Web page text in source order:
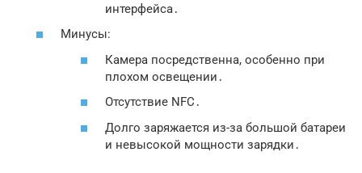
интерфейса․
Минусы:
Камера посредственна, особенно при
плохом освещении․
Отсутствие NFC․
Долго заряжается из-за большой батареи
и невысокой мощности зарядки․